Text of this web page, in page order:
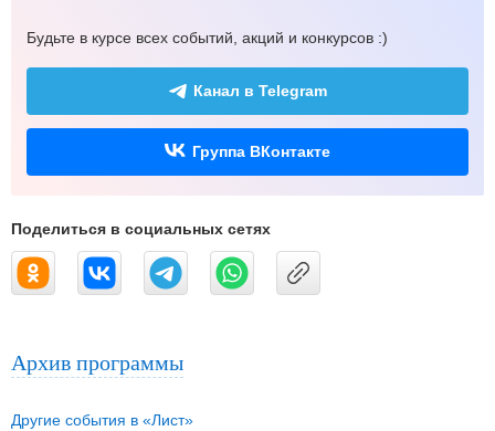
Будьте в курсе всех событий, акций и конкурсов :)
Канал в Telegram
Группа ВКонтакте
Поделиться в социальных сетях
Архив программы
Другие события в «Лист»